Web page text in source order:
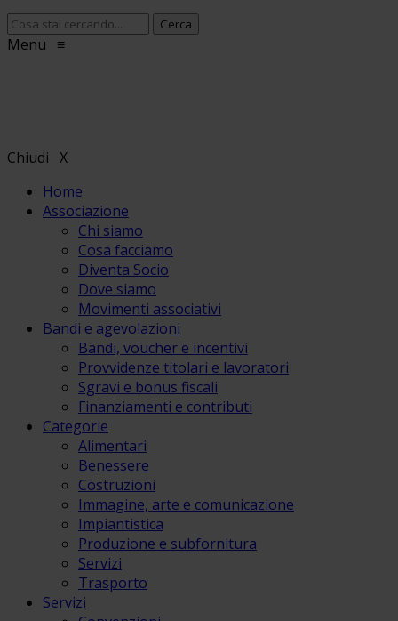
Menu ≡
Chiudi X
Home
Associazione
Chi siamo
Cosa facciamo
Diventa Socio
Dove siamo
Movimenti associativi
Bandi e agevolazioni
Bandi, voucher e incentivi
Provvidenze titolari e lavoratori
Sgravi e bonus fiscali
Finanziamenti e contributi
Categorie
Alimentari
Benessere
Costruzioni
Immagine, arte e comunicazione
Impiantistica
Produzione e subfornitura
Servizi
Trasporto
Servizi